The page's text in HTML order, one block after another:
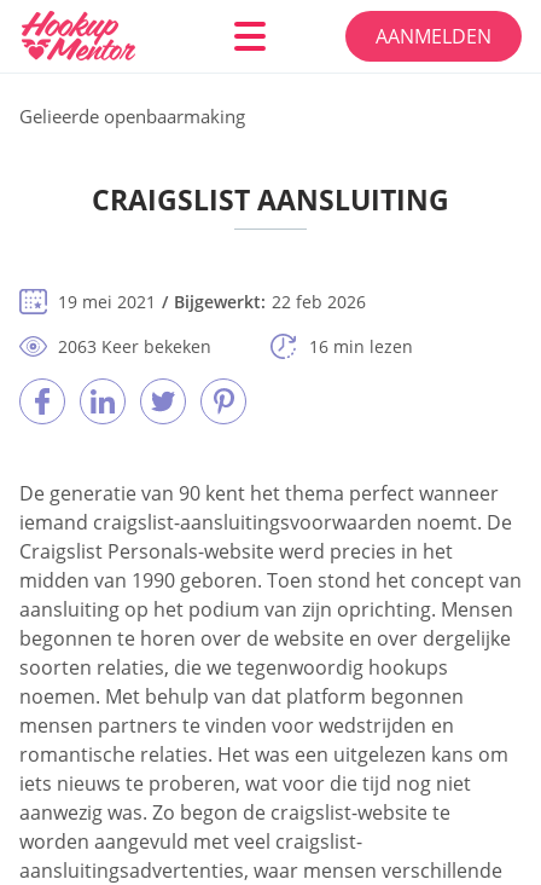
AANMELDEN
Gelieerde openbaarmaking
CRAIGSLIST AANSLUITING
19 mei 2021 Bijgewerkt: 22 feb 2026
2063 Keer bekeken
16 min lezen
De generatie van 90 kent het thema perfect wanneer
iemand craigslist-aansluitingsvoorwaarden noemt. De
Craigslist Personals-website werd precies in het
midden van 1990 geboren. Toen stond het concept van
aansluiting op het podium van zijn oprichting. Mensen
begonnen te horen over de website en over dergelijke
soorten relaties, die we tegenwoordig hookups
noemen. Met behulp van dat platform begonnen
mensen partners te vinden voor wedstrijden en
romantische relaties. Het was een uitgelezen kans om
iets nieuws te proberen, wat voor die tijd nog niet
aanwezig was. Zo begon de craigslist-website te
worden aangevuld met veel craigslist-
aansluitingsadvertenties, waar mensen verschillende